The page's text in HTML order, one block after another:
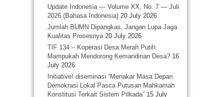
Update Indonesia — Volume XX, No. 7 — Juli
2026 (Bahasa Indonesia) 20 July 2026
Jumlah BUMN Dipangkas, Jangan Lupa Jaga
Kualitas Prosesnya 20 July 2026
TIF 134 – Koperasi Desa Merah Putih:
Mampukah Mendorong Kemandirian Desa? 16
July 2026
Initiative! diseminasi “Menakar Masa Depan
Demokrasi Lokal Pasca Putusan Mahkamah
Konstitusi Terkait Sistem Pilkada” 15 July